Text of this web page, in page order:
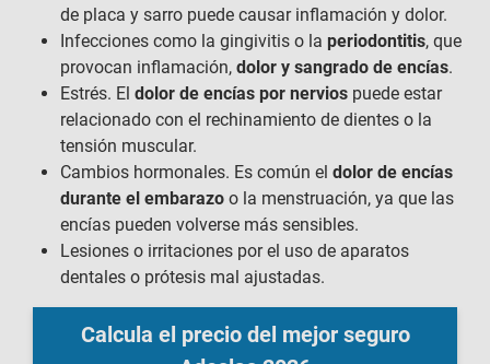
de placa y sarro puede causar inflamación y dolor.
Infecciones como la gingivitis o la periodontitis, que
provocan inflamación, dolor y sangrado de encías.
Estrés. El dolor de encías por nervios puede estar
relacionado con el rechinamiento de dientes o la
tensión muscular.
Cambios hormonales. Es común el dolor de encías
durante el embarazo o la menstruación, ya que las
encías pueden volverse más sensibles.
Lesiones o irritaciones por el uso de aparatos
dentales o prótesis mal ajustadas.
Calcula el precio del mejor seguro